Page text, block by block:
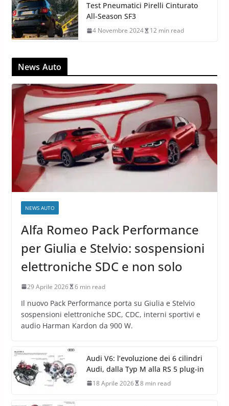
Test Pneumatici Pirelli Cinturato
All-Season SF3
4 Novembre 2024 12 min read
News Auto
NEWS AUTO
Alfa Romeo Pack Performance
per Giulia e Stelvio: sospensioni
elettroniche SDC e non solo
29 Aprile 2026 6 min read
Il nuovo Pack Performance porta su Giulia e Stelvio
sospensioni elettroniche SDC, CDC, interni sportivi e
audio Harman Kardon da 900 W.
Audi V6: l’evoluzione dei 6 cilindri
Audi, dalla Typ M alla RS 5 plug-in
18 Aprile 2026 8 min read